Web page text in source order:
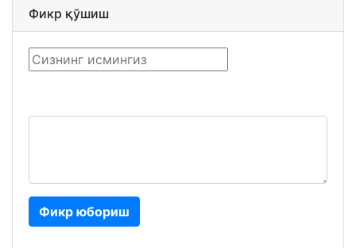
Фикр қўшиш
Фикр юбориш